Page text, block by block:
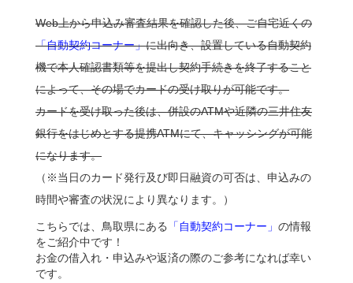
Web上から申込み審査結果を確認した後、ご自宅近くの
「自動契約コーナー」に出向き、設置している自動契約
機で本人確認書類等を提出し契約手続きを終了すること
によって、その場でカードの受け取りが可能です。
カードを受け取った後は、併設のATMや近隣の三井住友
銀行をはじめとする提携ATMにて、キャッシングが可能
になります。
（※当日のカード発行及び即日融資の可否は、申込みの
時間や審査の状況により異なります。）
こちらでは、鳥取県にある 「自動契約コーナー」 の情報
をご紹介中です！
お金の借入れ・申込みや返済の際のご参考になれば幸い
です。